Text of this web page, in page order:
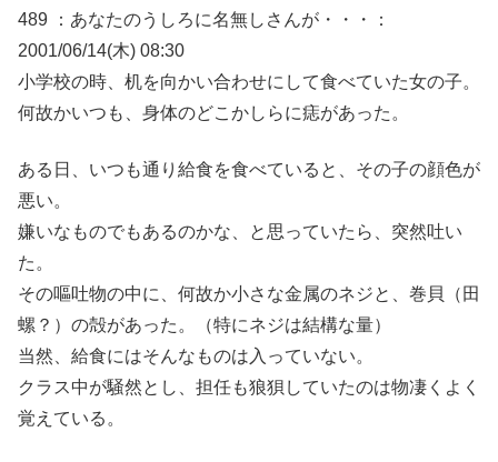
489 ：あなたのうしろに名無しさんが・・・：
2001/06/14(木) 08:30
小学校の時、机を向かい合わせにして食べていた女の子。
何故かいつも、身体のどこかしらに痣があった。
ある日、いつも通り給食を食べていると、その子の顔色が
悪い。
嫌いなものでもあるのかな、と思っていたら、突然吐い
た。
その嘔吐物の中に、何故か小さな金属のネジと、巻貝（田
螺？）の殻があった。（特にネジは結構な量）
当然、給食にはそんなものは入っていない。
クラス中が騒然とし、担任も狼狽していたのは物凄くよく
覚えている。